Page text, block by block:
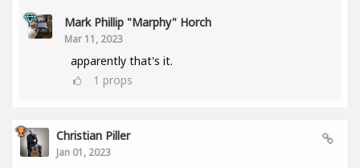
Mark Phillip "Marphy" Horch
Mar 11, 2023
apparently that's it.
1 props
Christian Piller
Jan 01, 2023